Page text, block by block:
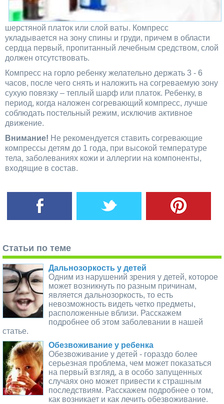
шерстяной платок или слой ваты. Компресс
укладывается на зону спины и груди, причем в области
сердца первый, пропитанный лечебным средством, слой
должен отсутствовать.
Компресс на горло ребенку желательно держать 3 - 6
часов, после чего снять и наложить на согреваемую зону
сухую повязку – теплый шарф или платок. Ребенку, в
период, когда наложен согревающий компресс, лучше
соблюдать постельный режим, исключив активное
движение.
Внимание! Не рекомендуется ставить согревающие
компрессы детям до 1 года, при высокой температуре
тела, заболеваниях кожи и аллергии на компоненты,
входящие в состав.
Статьи по теме
Дальнозоркость у детей
Одним из нарушений зрения у детей, которое
может возникнуть по разным причинам,
является дальнозоркость, то есть
невозможность видеть четко предметы,
расположенные вблизи. Расскажем
подробнее об этом заболевании в нашей
статье.
Обезвоживание у ребенка
Обезвоживание у детей - гораздо более
серьезная проблема, чем может показаться
на первый взгляд, а в особо запущенных
случаях оно может привести к страшным
последствиям. Расскажем подробнее о том,
как возникает и как лечить обезвоживание.